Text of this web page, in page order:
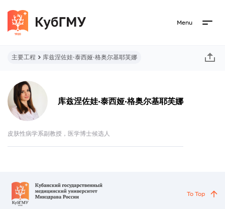
Menu
主要工程 库兹涅佐娃·泰西娅·格奥尔基耶芙娜
库兹涅佐娃·泰西娅·格奥尔基耶芙娜
皮肤性病学系副教授，医学博士候选人
To Top